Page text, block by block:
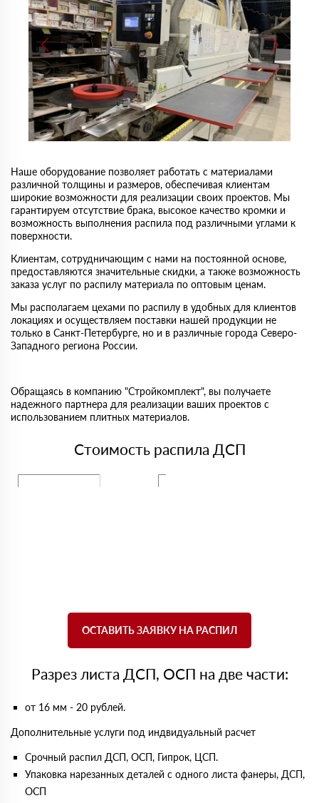
Наше оборудование позволяет работать с материалами
различной толщины и размеров, обеспечивая клиентам
широкие возможности для реализации своих проектов. Мы
гарантируем отсутствие брака, высокое качество кромки и
возможность выполнения распила под различными углами к
поверхности.
Клиентам, сотрудничающим с нами на постоянной основе,
предоставляются значительные скидки, а также возможность
заказа услуг по распилу материала по оптовым ценам.
Мы располагаем цехами по распилу в удобных для клиентов
локациях и осуществляем поставки нашей продукции не
только в Санкт-Петербурге, но и в различные города Северо-
Западного региона России.
Обращаясь в компанию "Стройкомплект", вы получаете
надежного партнера для реализации ваших проектов с
использованием плитных материалов.
Стоимость распила ДСП
ОСТАВИТЬ ЗАЯВКУ НА РАСПИЛ
Разрез листа ДСП, ОСП на две части:
от 16 мм - 20 рублей.
Дополнительные услуги под индвидуальный расчет
Срочный распил ДСП, ОСП, Гипрок, ЦСП.
Упаковка нарезанных деталей с одного листа фанеры, ДСП,
ОСП